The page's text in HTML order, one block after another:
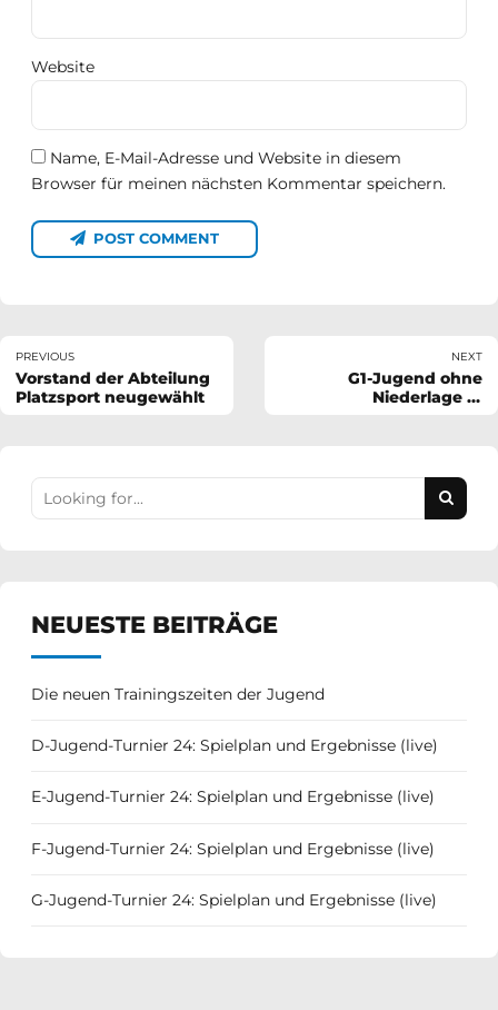
Website
Name, E-Mail-Adresse und Website in diesem
Browser für meinen nächsten Kommentar speichern.
POST COMMENT
PREVIOUS
Vorstand der Abteilung
Platzsport neugewählt
NEXT
G1-Jugend ohne
Niederlage in
NEUESTE BEITRÄGE
Die neuen Trainingszeiten der Jugend
D-Jugend-Turnier 24: Spielplan und Ergebnisse (live)
E-Jugend-Turnier 24: Spielplan und Ergebnisse (live)
F-Jugend-Turnier 24: Spielplan und Ergebnisse (live)
G-Jugend-Turnier 24: Spielplan und Ergebnisse (live)